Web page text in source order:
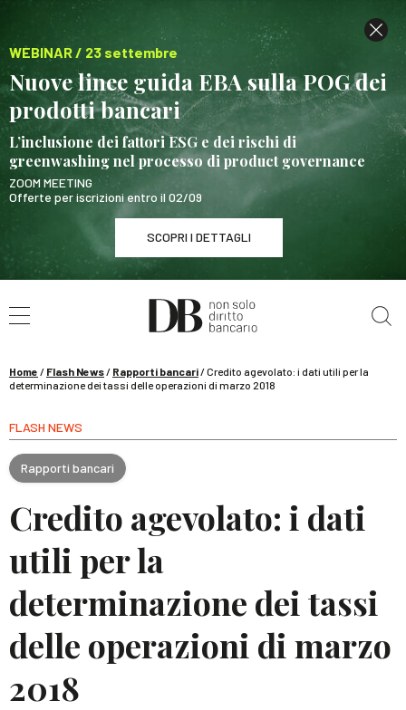
WEBINAR / 23 settembre
Nuove linee guida EBA sulla POG dei
prodotti bancari
L’inclusione dei fattori ESG e dei rischi di
greenwashing nel processo di product governance
ZOOM MEETING
Offerte per iscrizioni entro il 02/09
SCOPRI I DETTAGLI
WEBINAR / 23 settembre
Nuove linee guida EBA sulla POG dei prodotti
SCOPRI I DETTAGLI
Home / Flash News/ Rapporti bancari/Credito agevolato: i dati utili per la
determinazione dei tassi delle operazioni di marzo 2018
FLASH NEWS
Rapporti bancari
Credito agevolato: i dati
utili per la
determinazione dei tassi
delle operazioni di marzo
2018